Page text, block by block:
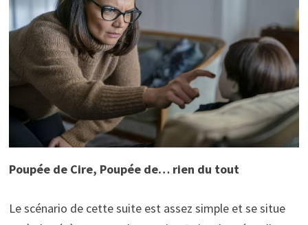
Poupée de Cire, Poupée de… rien du tout
Le scénario de cette suite est assez simple et se situe